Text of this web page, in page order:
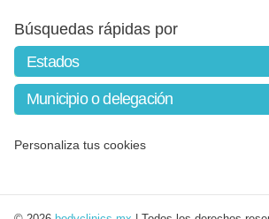
Búsquedas rápidas por
Personaliza tus cookies